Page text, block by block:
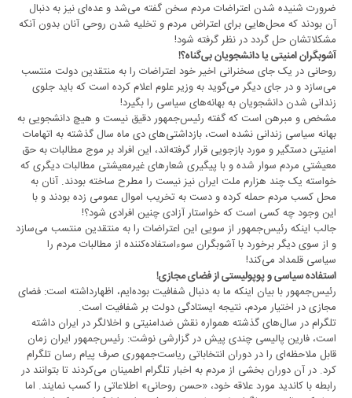
ضرورت شنیده شدن اعتراضات مردم سخن گفته می‌شد و عده‌ای نیز به دنبال
آن بودند که محل‌هایی برای اعتراض مردم و تخلیه شدن روحی آنان بدون آنکه
مشکلاتشان حل گردد در نظر گرفته شود!
آشوبگران امنیتی یا دانشجویان بی‌گناه؟!
روحانی در یک جای سخنرانی اخیر خود اعتراضات را به منتقدین دولت منتسب
می‌سازد و در جای دیگر می‌گوید به وزیر علوم اعلام کرده است که باید جلوی
زندانی شدن دانشجویان به بهانه‌های سیاسی را بگیرد!
مشخص و مبرهن است که گفته رئیس‌جمهور دقیق نیست و هیچ دانشجویی به
بهانه سیاسی زندانی نشده است، بازداشتی‌های دی ماه سال گذشته به اتهامات
امنیتی دستگیر و مورد بازجویی قرار گرفته‌اند، این افراد بر موج مطالبات به حق
معیشتی مردم سوار شده و با پیگیری شعارهای غیرمعیشتی مطالبات دیگری که
خواسته یک چند هزارم ملت ایران نیز نیست را مطرح ساخته بودند. آنان به
محل کسب مردم حمله کرده و دست به تخریب اموال عمومی زده بودند و با
این وجود چه کسی است که خواستار آزادی چنین افرادی شود؟!
جالب اینکه رئیس‌جمهور از سویی این اعتراضات را به منتقدین منتسب می‌سازد
و از سوی دیگر برخورد با آشوبگران سوءاستفاده‌کننده از مطالبات مردم را
سیاسی قلمداد می‌کند!
استفاده سیاسی و پوپولیستی از فضای مجازی!
رئیس‌جمهور با بیان اینکه ما به دنبال شفافیت بوده‌ایم، اظهارداشته است‌: فضای
مجازی در اختیار مردم، نتیجه ایستادگی دولت بر شفافیت است.
تلگرام در سال‌های گذشته همواره نقش ضدامنیتی و اخلالگر در ایران داشته
است، فارین پالیسی چندی پیش در گزارشی نوشت‌: رئیس‌جمهور ایران زمان
قابل ملاحظه‌ای را در دوران انتخاباتی ریاست‌جمهوری صرف پیام رسان تلگرام
کرد. در آن دوران بخشی از مردم به اخبار تلگرام اطمینان می‌کردند تا بتوانند در
رابطه با کاندید مورد علاقه خود، «حسن روحانی» اطلاعاتی را کسب نمایند. اما